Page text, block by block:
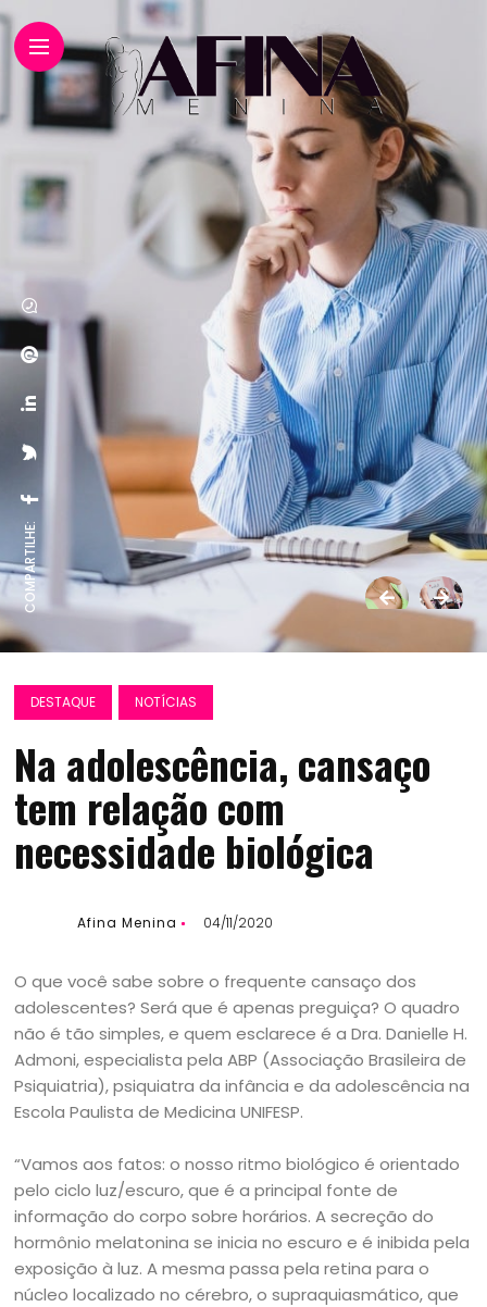
COMPARTILHE:
DESTAQUE NOTÍCIAS
Na adolescência, cansaço
tem relação com
necessidade biológica
Afina Menina 04/11/2020
O que você sabe sobre o frequente cansaço dos
adolescentes? Será que é apenas preguiça? O quadro
não é tão simples, e quem esclarece é a Dra. Danielle H.
Admoni, especialista pela ABP (Associação Brasileira de
Psiquiatria), psiquiatra da infância e da adolescência na
Escola Paulista de Medicina UNIFESP.
“Vamos aos fatos: o nosso ritmo biológico é orientado
pelo ciclo luz/escuro, que é a principal fonte de
informação do corpo sobre horários. A secreção do
hormônio melatonina se inicia no escuro e é inibida pela
exposição à luz. A mesma passa pela retina para o
núcleo localizado no cérebro, o supraquiasmático, que